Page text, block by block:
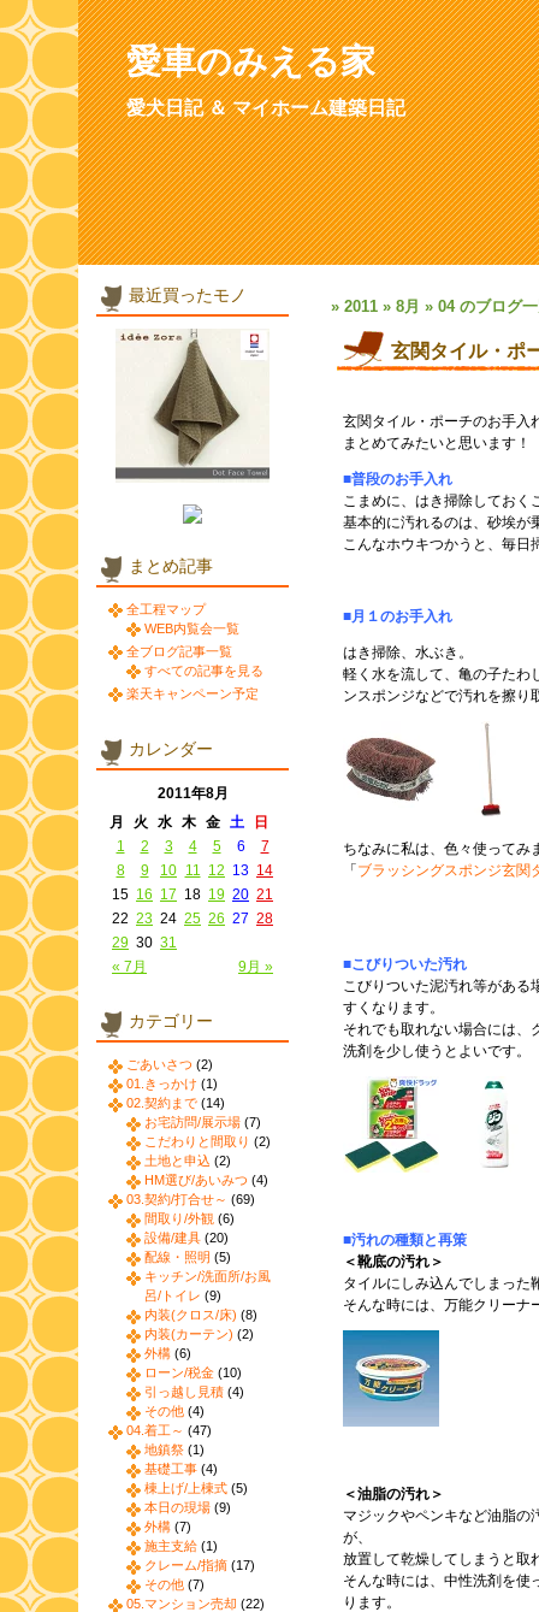
愛車のみえる家
愛犬日記 ＆ マイホーム建築日記
» 2011 » 8月 » 04 のブログ
玄関タイル・ポ
玄関タイル・ポーチのお手入
まとめてみたいと思います！
■普段のお手入れ
こまめに、はき掃除しておく
基本的に汚れるのは、砂埃が
こんなホウキつかうと、毎日
■月１のお手入れ
はき掃除、水ぶき。
軽く水を流して、亀の子たわ
ンスポンジなどで汚れを擦り
ちなみに私は、色々使ってみ
「 ブラッシングスポンジ玄関
■こびりついた汚れ
こびりついた泥汚れ等がある
すくなります。
それでも取れない場合には、
洗剤を少し使うとよいです。
■汚れの種類と再策
＜靴底の汚れ＞
タイルにしみ込んでしまった
そんな時には、万能クリーナ
＜油脂の汚れ＞
マジックやペンキなど油脂の
が、
放置して乾燥してしまうと取
そんな時には、中性洗剤を使
ります。
最近買ったモノ
まとめ記事
全工程マップ
WEB内覧会一覧
全ブログ記事一覧
すべての記事を見る
楽天キャンペーン予定
カレンダー
2011年8月
月
火 水 木 金 土 日
« 7月 9月 »
1 2 3 4 5 6
7
8
9 10 11 12 13 14
15 16 17 18 19 20 21
22 23 24 25 26 27 28
29 30 31
カテゴリー
ごあいさつ (2)
01.きっかけ (1)
02.契約まで (14)
お宅訪問/展示場 (7)
こだわりと間取り (2)
土地と申込 (2)
HM選び/あいみつ (4)
03.契約/打合せ～ (69)
間取り/外観 (6)
設備/建具 (20)
配線・照明 (5)
キッチン/洗面所/お風
呂/トイレ (9)
内装(クロス/床) (8)
内装(カーテン) (2)
外構 (6)
ローン/税金 (10)
引っ越し見積 (4)
その他 (4)
04.着工～ (47)
地鎮祭 (1)
基礎工事 (4)
棟上げ/上棟式 (5)
本日の現場 (9)
外構 (7)
施主支給 (1)
クレーム/指摘 (17)
その他 (7)
05.マンション売却 (22)